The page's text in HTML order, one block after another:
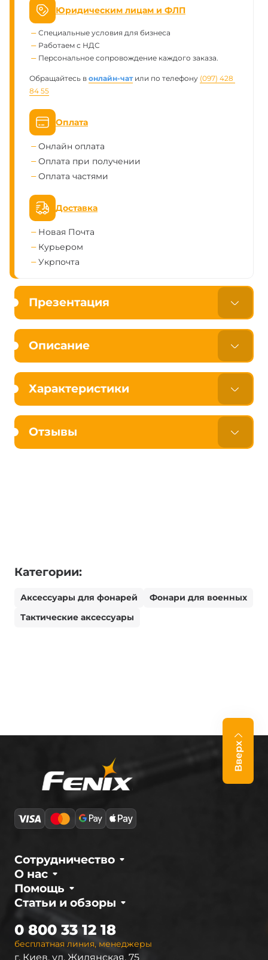
Юридическим лицам и ФЛП
Специальные условия для бизнеса
Работаем с НДС
Персональное сопровождение каждого заказа.
Обращайтесь в онлайн-чатили по телефону (097) 428
84 55
Оплата
Онлайн оплата
Оплата при получении
Оплата частями
Доставка
Новая Почта
Курьером
Укрпочта
Презентация
Описание
Характеристики
Отзывы
Категории:
Аксессуары для фонарей
Фонари для военных
Тактические аксессуары
Вверх
О нас
Сотрудничество
Статьи и обзоры
Помощь
бесплатная линия, менеджеры
0 800 33 12 18
г. Киев, ул. Жилянская, 75